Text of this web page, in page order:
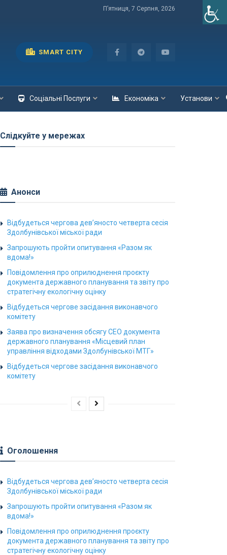
П’ятниця, 7 Серпня, 2026
SMART CITY
Соціальні Послуги Економіка Установи
Слідкуйте у мережах
Анонси
Відбудеться чергова дев’яносто четверта сесія
Здолбунівської міської ради
Запрошують пройти опитування «Разом як
вдома!»
Повідомлення про оприлюднення проєкту
документа державного планування та звіту про
стратегічну екологічну оцінку
Відбудеться чергове засідання виконавчого
комітету
Заява про визначення обсягу СЕО документа
державного планування «Місцевий план
управління відходами Здолбунівської МТГ»
Відбудеться чергове засідання виконавчого
комітету
Оголошення
Відбудеться чергова дев’яносто четверта сесія
Здолбунівської міської ради
Запрошують пройти опитування «Разом як
вдома!»
Повідомлення про оприлюднення проєкту
документа державного планування та звіту про
стратегічну екологічну оцінку